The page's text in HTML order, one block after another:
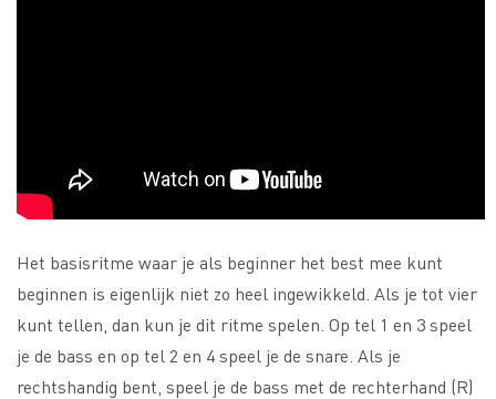
Het basisritme waar je als beginner het best mee kunt
beginnen is eigenlijk niet zo heel ingewikkeld. Als je tot vier
kunt tellen, dan kun je dit ritme spelen. Op tel 1 en 3 speel
je de bass en op tel 2 en 4 speel je de snare. Als je
rechtshandig bent, speel je de bass met de rechterhand (R)